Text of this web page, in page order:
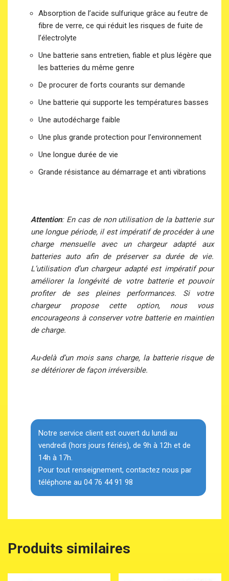
Absorption de l’acide sulfurique grâce au feutre de
fibre de verre, ce qui réduit les risques de fuite de
l’électrolyte
Une batterie sans entretien, fiable et plus légère que
les batteries du même genre
De procurer de forts courants sur demande
Une batterie qui supporte les températures basses
Une autodécharge faible
Une plus grande protection pour l’environnement
Une longue durée de vie
Grande résistance au démarrage et anti vibrations
Attention: En cas de non utilisation de la batterie sur
une longue période, il est impératif de procéder à une
charge mensuelle avec un chargeur adapté aux
batteries auto afin de préserver sa durée de vie.
L’utilisation d’un chargeur adapté est impératif pour
améliorer la longévité de votre batterie et pouvoir
profiter de ses pleines performances. Si votre
chargeur propose cette option, nous vous
encourageons à conserver votre batterie en maintien
de charge.
Au-delà d’un mois sans charge, la batterie risque de
se détériorer de façon irréversible.
Notre service client est ouvert du lundi au
vendredi (hors jours fériés), de 9h à 12h et de
14h à 17h.
Pour tout renseignement, contactez nous par
téléphone au 04 76 44 91 98
Produits similaires